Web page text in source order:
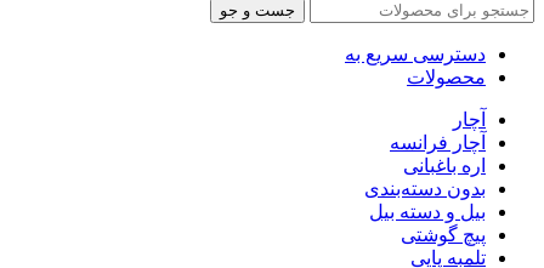
جست و جو
دسترسی سریع به
محصولات
آچار
آچار فرانسه
اره باغبانی
بدون دسته‌بندی
بیل و دسته بیل
پیچ گوشتی
تلمبه پایی